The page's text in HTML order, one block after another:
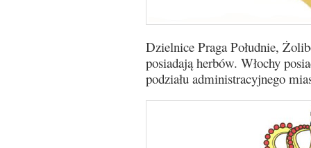
Dzielnice Praga Południe,
posiadają herbów. Włochy
podziału administracyjnego